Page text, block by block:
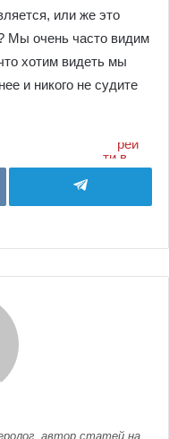
или же это
Мы очень часто видим
хотим видеть мы
и никого не судите
автор статей на